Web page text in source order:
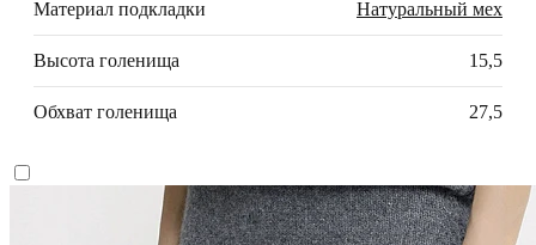
Материал подкладки Натуральный мех
Высота голенища 15,5
Обхват голенища 27,5